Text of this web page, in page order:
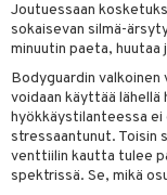
Joutuessaan
sokaisevan silmä-
minuutin paeta, huutaa
Bodyguardin
voidaan käyttää lähellä
hyökkäystilanteessa ei
stressaantunut. Toisin
venttiilin kautta tulee
spektrissä. Se, mikä